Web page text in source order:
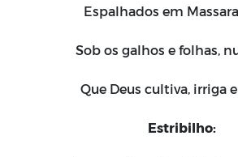
Espalhados em
Sob os galhos e folhas,
Que Deus cultiva, irriga
Estribilho: